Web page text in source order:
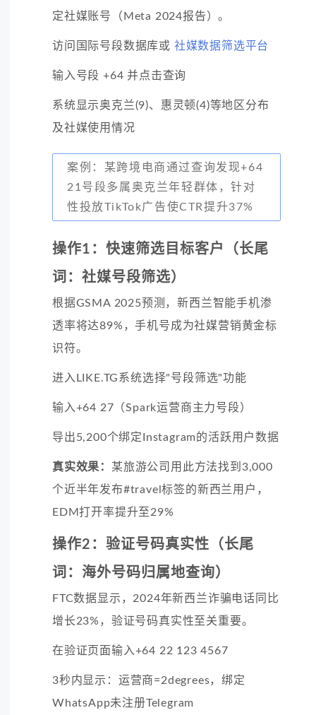
定社媒账号（Meta 2024报告）。
访问国际号段数据库或 社媒数据筛选平台
输入号段 +64 并点击查询
系统显示奥克兰(9)、惠灵顿(4)等地区分布
及社媒使用情况
案例：某跨境电商通过查询发现+64
21号段多属奥克兰年轻群体，针对
性投放TikTok广告使CTR提升37%
操作1：快速筛选目标客户（长尾
词：社媒号段筛选）
根据GSMA 2025预测，新西兰智能手机渗
透率将达89%，手机号成为社媒营销黄金标
识符。
进入LIKE.TG系统选择"号段筛选"功能
输入+64 27（Spark运营商主力号段）
导出5,200个绑定Instagram的活跃用户数据
真实效果： 某旅游公司用此方法找到3,000
个近半年发布#travel标签的新西兰用户，
EDM打开率提升至29%
操作2：验证号码真实性（长尾
词：海外号码归属地查询）
FTC数据显示，2024年新西兰诈骗电话同比
增长23%，验证号码真实性至关重要。
在验证页面输入+64 22 123 4567
3秒内显示：运营商=2degrees，绑定
WhatsApp未注册Telegram